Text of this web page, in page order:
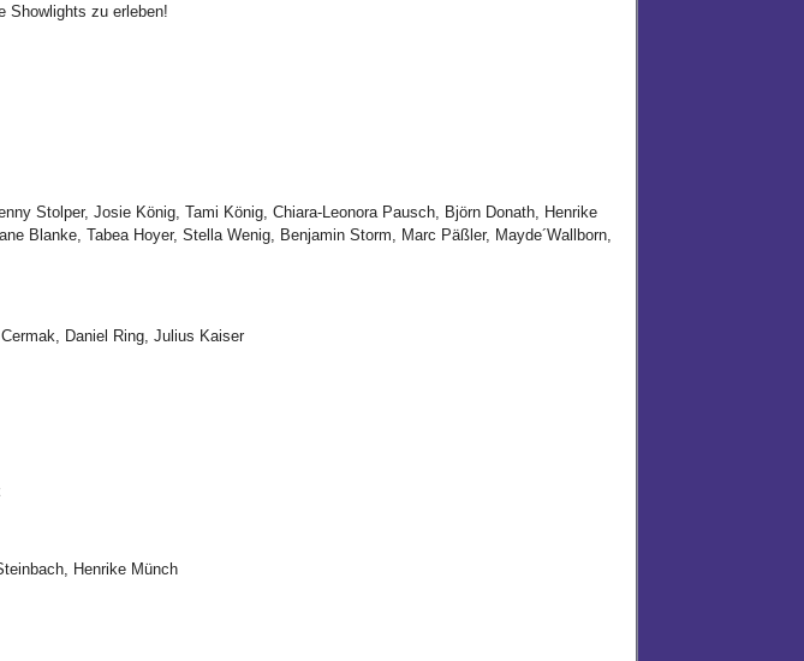
Showlights zu erleben!
Stolper, Josie König, Tami König, Chiara-Leonora Pausch, Björn Donath, Henrike
Blanke, Tabea Hoyer, Stella Wenig, Benjamin Storm, Marc Päßler, Mayde´Wallborn,
Daniel Ring, Julius Kaiser
Paul Marx
Henrike Münch